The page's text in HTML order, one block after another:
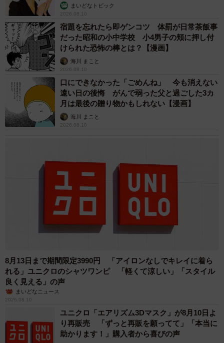
さんはこのポスターをご覧になったことはあるだろうか？
なお今回の話題を提供してくれた松岡さんは仏像文化財修
復工房を通し、「文化財としての仏像の修復方法と倫理」
を理念とした歴史的価値を損なわない仏像、神像の修復活
動を行っている。SNSやホームページ上で関係するさまざ
まな情報を発信しているので、ご興味ある方はぜひチェッ
クしていただきたい。
松岡誠一さん関連情報
この前行った居酒屋で、文化財級のポスター。よく残った
pic.twitter.com/WRl0pcPwGp
— 松岡誠一（仏像文化財修復工房） (@mokujiki2)
まいどなトピック
2026.08.10
宿題を忘れたら即ゲンコツ 体罰が日常茶飯事
だった昭和の小中学校 小4男子の頬に押し付
けられた恐怖の棒とは？【漫画】
海川 まこと
2026.08.10
口にできなかった「ごめんね」 今も消えない
遠い日の後悔 がんで弱った父と過ごした3カ
月は最後の贈り物かもしれない【漫画】
海川 まこと
2026.08.10
8月13日まで期間限定3990円 「アイロンなしでキレイに着ら
れる」ユニクロのシャツワンピ 「軽くて涼しい」「スタイル
良く見える」の声
まいどなニュース
2026.08.10
ユニクロ「エアリズム3Dマスク」が8月10日よ
り再販売 「ずっと再販を願ってて」「本当に
助かります！」購入者から喜びの声